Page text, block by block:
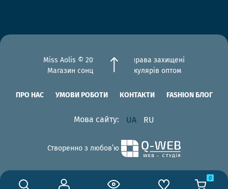
Miss Aolis © 2012-2026 Всі права захищені
Магазин сонцезахисних окулярів оптом
ПРО НАС УМОВИ РОБОТИ КОНТАКТИ FASHION БЛОГ
Мова сайту: UA RU
Створенно з любов’ю
0